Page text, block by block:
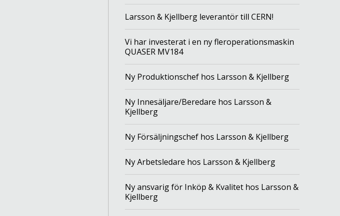
Larsson & Kjellberg leverantör till CERN!
Vi har investerat i en ny fleroperationsmaskin
QUASER MV184
Ny Produktionschef hos Larsson & Kjellberg
Ny Innesäljare/Beredare hos Larsson &
Kjellberg
Ny Försäljningschef hos Larsson & Kjellberg
Ny Arbetsledare hos Larsson & Kjellberg
Ny ansvarig för Inköp & Kvalitet hos Larsson &
Kjellberg